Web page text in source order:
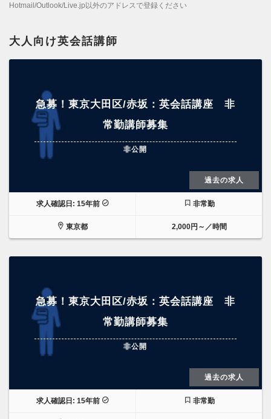
Hotmail/Outlook/Live.jp以外のアドレスで登録ください
大人向け英会話講師
急募！東京大田区/赤坂：英会話講座 非
常勤講師募集
非公開
過去の求人
求人確認日: 15年前 非常勤
東京都 2,000円～／時間
急募！東京大田区/赤坂：英会話講座 非
常勤講師募集
非公開
過去の求人
求人確認日: 15年前 非常勤